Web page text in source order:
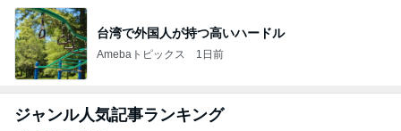
台湾で外国人が持つ高いハードル
Amebaトピックス 1日前
ジャンル人気記事ランキング